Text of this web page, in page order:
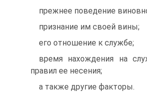
прежнее поведение
признание им своей вины;
его отношение к службе;
время нахождения на
правил ее несения;
а также другие факторы.